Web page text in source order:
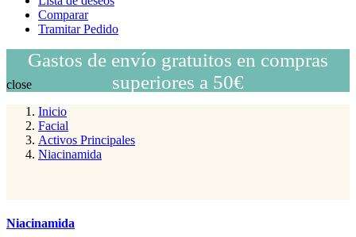
Comparar
Tramitar Pedido
Gastos de envío gratuitos en compras
superiores a 50€
close
Inicio
Facial
Activos Principales
Niacinamida
Niacinamida